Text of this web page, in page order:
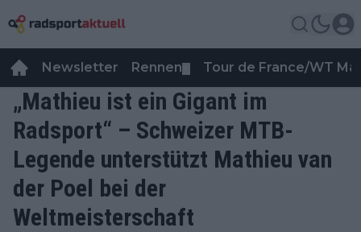
Newsletter Rennen Tour de France/WT
„Mathieu ist ein Gigant im
Radsport“ – Schweizer MTB-
Legende unterstützt Mathieu van
der Poel bei der
Weltmeisterschaft